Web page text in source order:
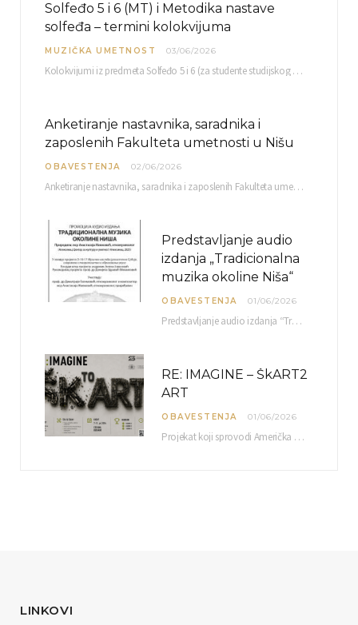
Solfeđo 5 i 6 (MT) i Metodika nastave
solfeđa – termini kolokvijuma
MUZIČKA UMETNOST 03/06/2026
Kolokvijumi iz predmeta Solfeđo 5 i 6 (za studente studijskog programa Muzička teorija) i Metodika…
Anketiranje nastavnika, saradnika i
zaposlenih Fakulteta umetnosti u Nišu
OBAVESTENJA 02/06/2026
Anketiranje nastavnika, saradnika i zaposlenih Fakulteta umetnosti u Nišu radi sačinjavanja Izveštaja o samovrednovanju biće…
Predstavljanje audio
izdanja „Tradicionalna
muzika okoline Niša“
OBAVESTENJA 01/06/2026
Predstavljanje audio izdanja “Tradicionalna muzika okoline Niša” organizuje se u okviru projekta O-10-17 Muzičko nasleđe jugoistočne…
RE: IMAGINE – ŠkART2
ART
OBAVESTENJA 01/06/2026
Projekat koji sprovodi Američka privredna komora uz podrŝku kompanije Philip Morris International, sa ciljem povezivanja…
LINKOVI